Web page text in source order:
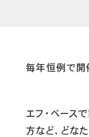
毎年恒例で開
エフ・ベース
方など、どな